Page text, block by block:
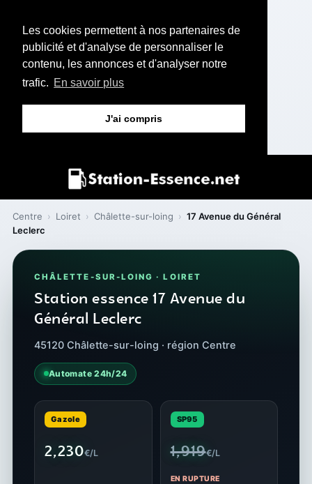
Les cookies permettent à nos partenaires de
publicité et d'analyse de personnaliser le
contenu, les annonces et d'analyser notre
trafic. En savoir plus
J'ai compris
Centre › Loiret › Châlette-sur-loing › 17 Avenue du Général
Leclerc
CHÂLETTE-SUR-LOING · LOIRET
Station essence 17 Avenue du
Général Leclerc
45120 Châlette-sur-loing · région Centre
Automate 24h/24
Gazole
2,230€/L
SP95
1,919€/L
EN RUPTURE